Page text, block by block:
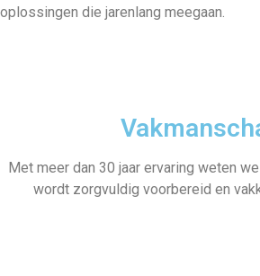
oplossingen die jarenlang meegaan.
Met meer dan 30 jaar ervaring weten
wordt zorgvuldig voorbereid en